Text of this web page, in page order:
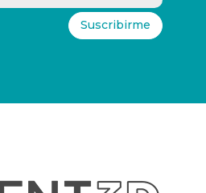
Suscribirme